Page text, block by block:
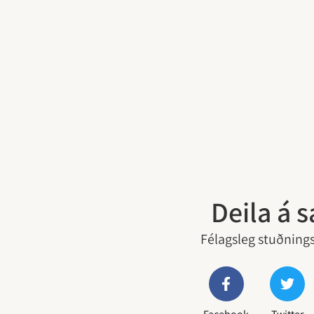
Deila á
Félagsleg